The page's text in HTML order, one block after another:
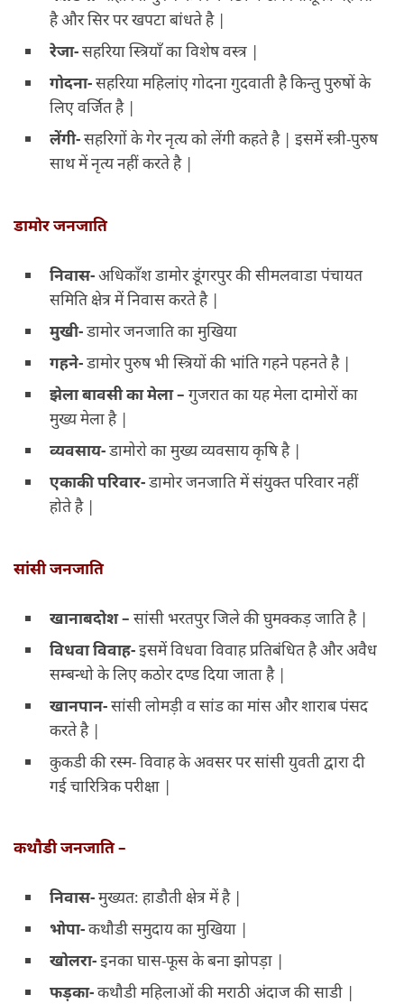
है और सिर पर खपटा बांधते है |
रेजा-सहरिया स्त्रियाँ का विशेष वस्त्र |
गोदना-सहरिया महिलांए गोदना गुदवाती है किन्तु पुरुषों के
लिए वर्जित है |
लेंगी-सहरिगों के गेर नृत्य को लेंगी कहते है | इसमें स्त्री-पुरुष
साथ में नृत्य नहीं करते है |
डामोर जनजाति
निवास-अधिकाँश डामोर डूंगरपुर की सीमलवाडा पंचायत
समिति क्षेत्र में निवास करते है |
मुखी-डामोर जनजाति का मुखिया
गहने-डामोर पुरुष भी स्त्रियों की भांति गहने पहनते है |
झेला बावसी का मेला – गुजरात का यह मेला दामोरों का
मुख्य मेला है |
व्यवसाय-डामोरो का मुख्य व्यवसाय कृषि है |
एकाकी परिवार-डामोर जनजाति में संयुक्त परिवार नहीं
होते है |
सांसी जनजाति
खानाबदोश – सांसी भरतपुर जिले की घुमक्कड़ जाति है |
विधवा विवाह-इसमें विधवा विवाह प्रतिबंधित है और अवैध
सम्बन्धो के लिए कठोर दण्ड दिया जाता है |
खानपान-सांसी लोमड़ी व सांड का मांस और शाराब पंसद
करते है |
कुकडी की रस्म- विवाह के अवसर पर सांसी युवती द्वारा दी
गई चारित्रिक परीक्षा |
कथौडी जनजाति –
निवास-मुख्यत: हाडौती क्षेत्र में है |
भोपा-कथौडी समुदाय का मुखिया |
खोलरा-इनका घास-फूस के बना झोपड़ा |
फड़का-कथौडी महिलाओं की मराठी अंदाज की साडी |